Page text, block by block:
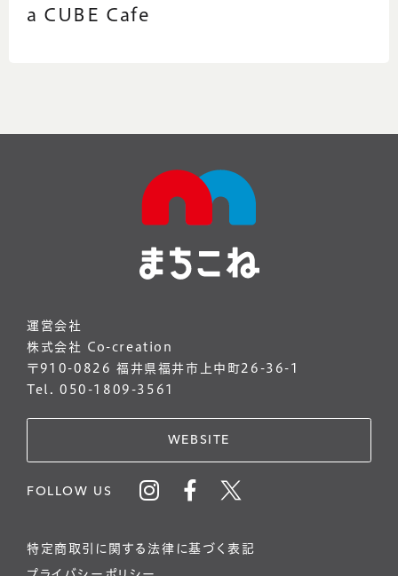
a CUBE Cafe
運営会社
株式会社 Co-creation
〒910-0826 福井県福井市上中町26-36-1
Tel. 050-1809-3561
WEBSITE
FOLLOW US
特定商取引に関する法律に基づく表記